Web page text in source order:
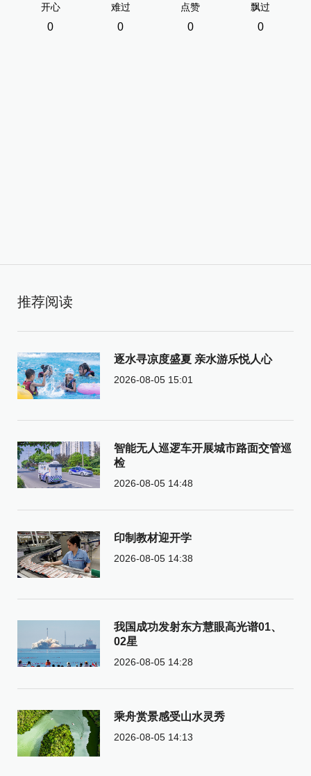
开心
0
难过
0
点赞
0
飘过
0
推荐阅读
逐水寻凉度盛夏 亲水游乐悦人心
2026-08-05 15:01
智能无人巡逻车开展城市路面交管巡
检
2026-08-05 14:48
印制教材迎开学
2026-08-05 14:38
我国成功发射东方慧眼高光谱01、
02星
2026-08-05 14:28
乘舟赏景感受山水灵秀
2026-08-05 14:13